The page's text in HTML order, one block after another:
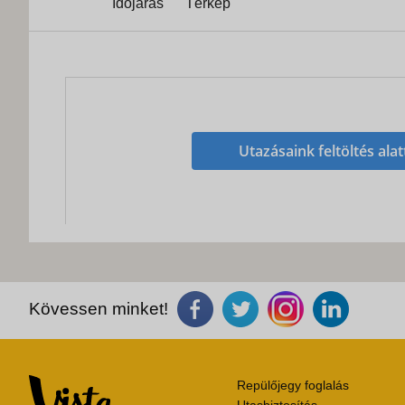
Időjárás Térkép
Utazásaink feltöltés
Kövessen minket!
Repülőjegy foglalás